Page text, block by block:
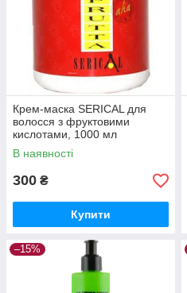
Крем-маска SERICAL для
волосся з фруктовими
кислотами, 1000 мл
В наявності
300 ₴
Купити
–15%